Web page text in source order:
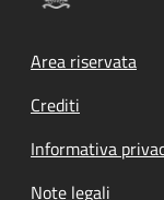
Footer
Area riservata
Crediti
Informativa
Note legali